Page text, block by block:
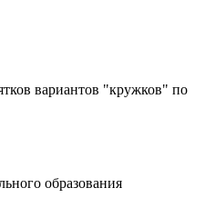
вариантов "кружков" по
образования